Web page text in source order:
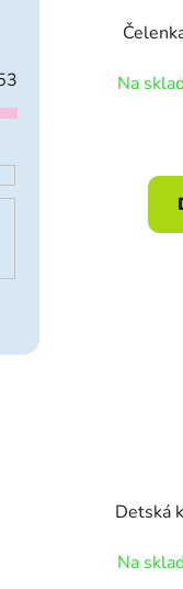
Na
Detská
Na